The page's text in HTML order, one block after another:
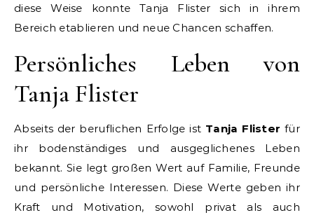
diese Weise konnte Tanja Flister sich in ihrem
Bereich etablieren und neue Chancen schaffen.
Persönliches Leben von
Tanja Flister
Abseits der beruflichen Erfolge ist Tanja Flister für
ihr bodenständiges und ausgeglichenes Leben
bekannt. Sie legt großen Wert auf Familie, Freunde
und persönliche Interessen. Diese Werte geben ihr
Kraft und Motivation, sowohl privat als auch